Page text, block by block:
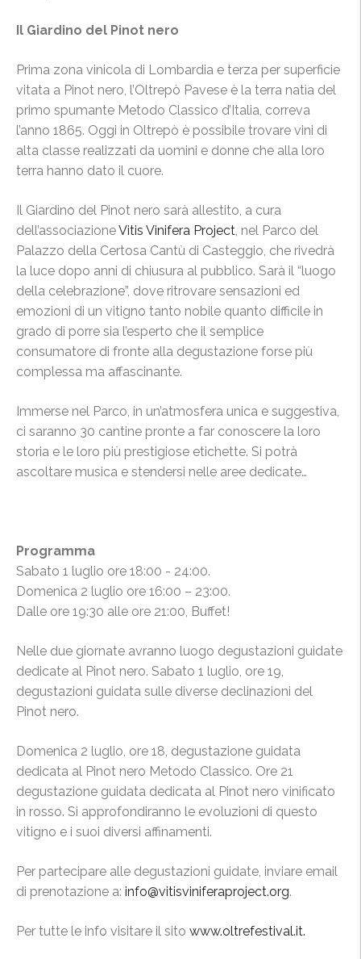
Il Giardino del Pinot nero
Prima zona vinicola di Lombardia e terza per superficie
vitata a Pinot nero, l’Oltrepò Pavese è la terra natìa del
primo spumante Metodo Classico d’Italia, correva
l’anno 1865. Oggi in Oltrepò è possibile trovare vini di
alta classe realizzati da uomini e donne che alla loro
terra hanno dato il cuore.
Il Giardino del Pinot nero sarà allestito, a cura
dell’associazioneVitis Vinifera Project, nel Parco del
Palazzo della Certosa Cantù di Casteggio, che rivedrà
la luce dopo anni di chiusura al pubblico. Sarà il “luogo
della celebrazione”, dove ritrovare sensazioni ed
emozioni di un vitigno tanto nobile quanto difficile in
grado di porre sia l’esperto che il semplice
consumatore di fronte alla degustazione forse più
complessa ma affascinante.
Immerse nel Parco, in un’atmosfera unica e suggestiva,
ci saranno 30 cantine pronte a far conoscere la loro
storia e le loro più prestigiose etichette. Si potrà
ascoltare musica e stendersi nelle aree dedicate…
Programma
Sabato 1 luglio ore 18:00 - 24:00.
Domenica 2 luglio ore 16:00 – 23:00.
Dalle ore 19:30 alle ore 21:00, Buffet!
Nelle due giornate avranno luogo degustazioni guidate
dedicate al Pinot nero. Sabato 1 luglio, ore 19,
degustazioni guidata sulle diverse declinazioni del
Pinot nero.
Domenica 2 luglio, ore 18, degustazione guidata
dedicata al Pinot nero Metodo Classico. Ore 21
degustazione guidata dedicata al Pinot nero vinificato
in rosso. Si approfondiranno le evoluzioni di questo
vitigno e i suoi diversi affinamenti.
Per partecipare alle degustazioni guidate, inviare email
di prenotazione a: info@vitisviniferaproject.org.
Per tutte le info visitare il sito www.oltrefestival.it.